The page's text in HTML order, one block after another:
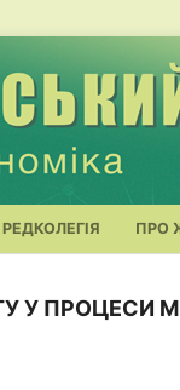
РЕДКОЛЕГІЯ ПРО
У ПРОЦЕСИ